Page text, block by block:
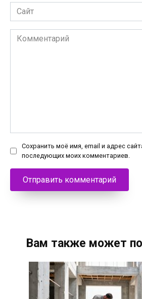
Сайт
Комментарий
Сохранить моё имя, email и адрес
последующих моих комментариев.
Вам также может